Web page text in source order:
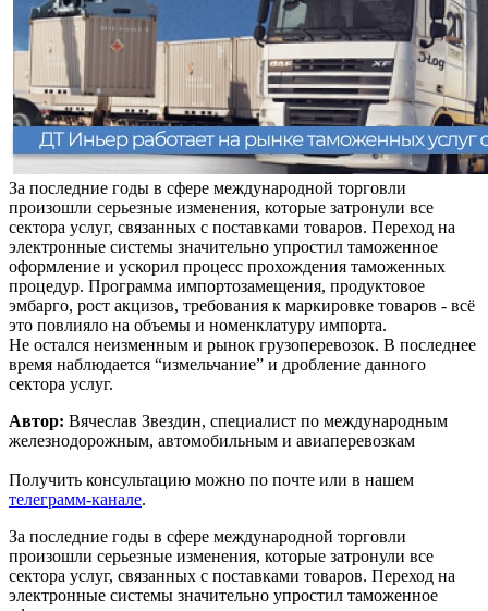
За последние годы в сфере международной торговли
произошли серьезные изменения, которые затронули все
сектора услуг, связанных с поставками товаров. Переход на
электронные системы значительно упростил таможенное
оформление и ускорил процесс прохождения таможенных
процедур. Программа импортозамещения, продуктовое
эмбарго, рост акцизов, требования к маркировке товаров - всё
это повлияло на объемы и номенклатуру импорта.
Не остался неизменным и рынок грузоперевозок. В последнее
время наблюдается “измельчание” и дробление данного
сектора услуг.
Автор: Вячеслав Звездин, специалист по международным
железнодорожным, автомобильным и авиаперевозкам
Получить консультацию можно по почте или в нашем
телеграмм-канале.
За последние годы в сфере международной торговли
произошли серьезные изменения, которые затронули все
сектора услуг, связанных с поставками товаров. Переход на
электронные системы значительно упростил таможенное